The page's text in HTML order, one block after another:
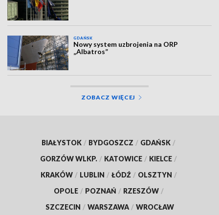
GDAŃSK
Nowy system uzbrojenia na ORP
„Albatros”
ZOBACZ WIĘCEJ
BIAŁYSTOK / BYDGOSZCZ / GDAŃSK /
GORZÓW WLKP. / KATOWICE / KIELCE /
KRAKÓW / LUBLIN / ŁÓDŹ / OLSZTYN /
OPOLE / POZNAŃ / RZESZÓW /
SZCZECIN / WARSZAWA / WROCŁAW